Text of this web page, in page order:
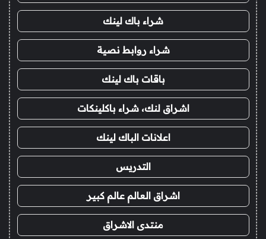
شراء باك لينك
شراء روابط نصية
باقات باك لينك
اشراق لنك، شراء باكلينكات
اعلانات الباك لينك
التدريس
اشراق العالم عالم كبير
منتدى الاشراق